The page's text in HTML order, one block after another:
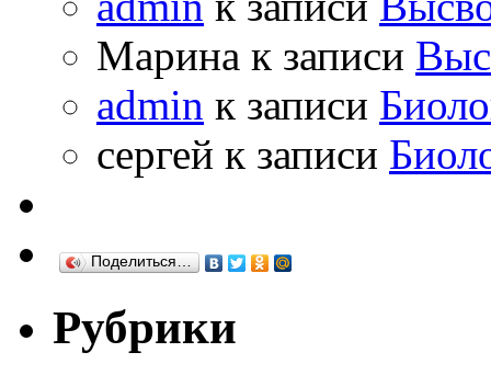
Марина к записи
admin к записи
сергей к записи
Поделиться…
Рубрики